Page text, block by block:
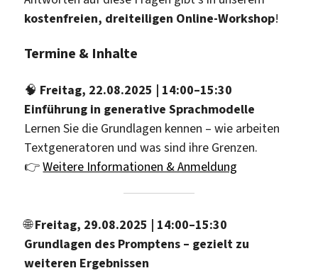
kostenfreien, dreiteiligen Online-Workshop!
Termine & Inhalte
🧠 Freitag, 22.08.2025 | 14:00–15:30
Einführung in generative Sprachmodelle
Lernen Sie die Grundlagen kennen – wie arbeiten
Textgeneratoren und was sind ihre Grenzen.
👉Weitere Informationen & Anmeldung
🌐Freitag, 29.08.2025 | 14:00–15:30
Grundlagen des Promptens – gezielt zu
weiteren Ergebnissen